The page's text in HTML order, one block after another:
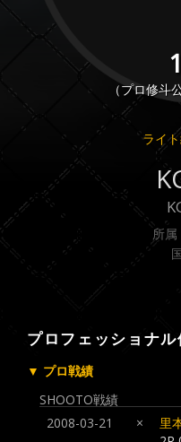
1
（プロ修斗
ライ
所属
プロフェッショナ
▼ プロ戦績
SHOOTO戦績
2008-03-21
×
里